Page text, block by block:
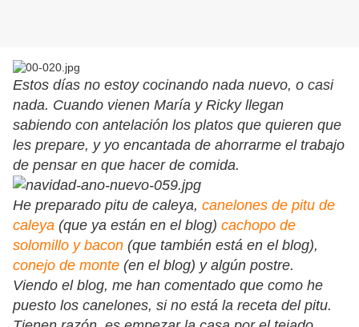
Estos días no estoy cocinando nada nuevo, o casi
nada. Cuando vienen María y Ricky llegan
sabiendo con antelación los platos que quieren que
les prepare, y yo encantada de ahorrarme el trabajo
de pensar en que hacer de comida.
He preparado pitu de caleya, canelones de pitu de
caleya (que ya están en el blog) cachopo de
solomillo y bacon (que también está en el blog),
conejo de monte (en el blog) y algún postre.
Viendo el blog, me han comentado que como he
puesto los canelones, si no está la receta del pitu.